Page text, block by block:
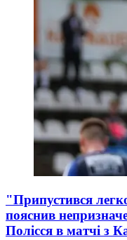
"Припустився
пояснив
Полісся в матчі з